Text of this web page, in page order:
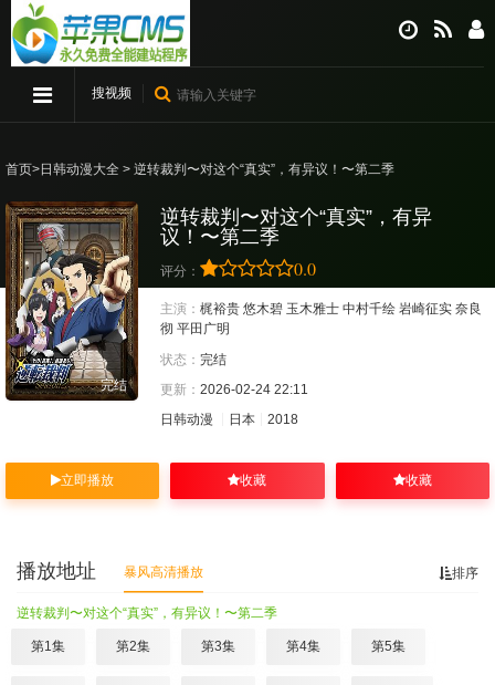
搜视频
首页>日韩动漫大全 > 逆转裁判〜对这个“真实”，有异议！〜第二季
完结
逆转裁判〜对这个“真实”，有异
议！〜第二季
评分： 0.0
主演： 梶裕贵 悠木碧 玉木雅士 中村千绘 岩崎征实 奈良
彻 平田广明
状态： 完结
更新： 2026-02-24 22:11
日韩动漫
日本 2018
立即播放 收藏 收藏
排序
播放地址 暴风高清播放
逆转裁判〜对这个“真实”，有异议！〜第二季
第1集 第2集 第3集 第4集 第5集